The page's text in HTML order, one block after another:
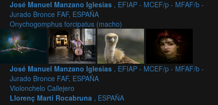
José Manuel Manzano Iglesias , EFIAP - MCEF/p - MFAF/b -
Jurado Bronce FAF, ESPAÑA
Onychogomphus forcipatus (macho)
José Manuel Manzano Iglesias , EFIAP - MCEF/p - MFAF/b -
Jurado Bronce FAF, ESPAÑA
Violonchelo Callejero
Llorenç Marti Rocabruna , ESPAÑA